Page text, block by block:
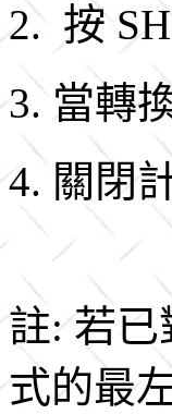
2. 按
3. 當轉
4. 關閉
註: 若已
式的最